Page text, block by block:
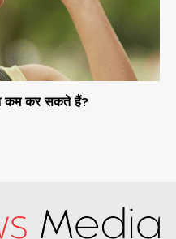
कम कर सकते हैं?